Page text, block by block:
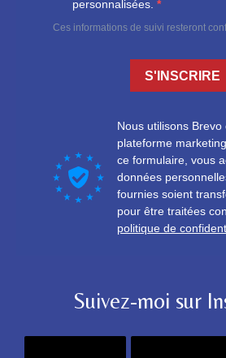
Suivez-moi sur